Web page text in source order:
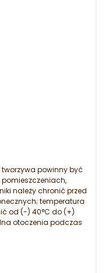
tworzywa powinny być
należy chronić przed
temperatura
od (-) 40°C do (+)
otoczenia podczas